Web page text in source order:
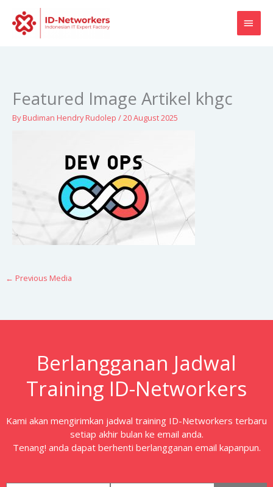
content
Featured Image Artikel khgc
ByBudiman Hendry Rudolep /20 August 2025
← Previous Media
Berlangganan Jadwal
Training ID-Networkers
Kami akan mengirimkan jadwal training ID-Networkers terbaru
setiap akhir bulan ke email anda.
Tenang! anda dapat berhenti berlangganan email kapanpun.